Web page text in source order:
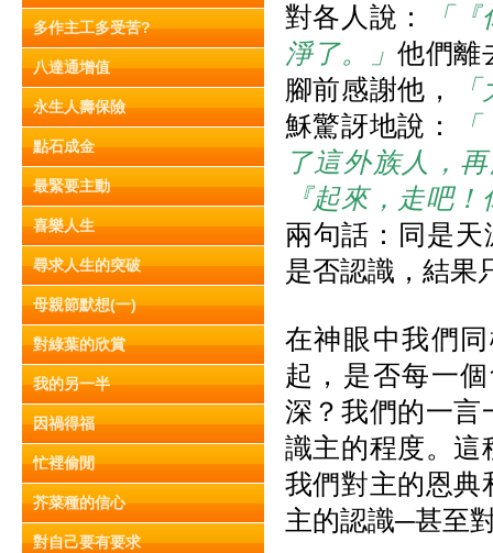
多作主工多受苦?
八達通增值
永生人壽保險
點石成金
最緊要主動
喜樂人生
尋求人生的突破
母親節默想(一)
對綠葉的欣賞
我的另一半
因禍得福
忙裡偷閒
芥菜種的信心
對自己要有要求
對各人說：
「
淨了。」他們離
腳前感謝他，
穌驚訝地說：
了這外族人，
『起來，走吧
兩句話：同是
是否認識，結果
在神眼中我們
起，是否每一
深？我們的一言
識主的程度。這
我們對主的恩典
主的認識─甚至